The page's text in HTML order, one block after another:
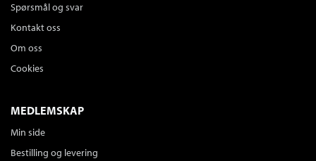
Spørsmål og svar
Kontakt oss
Om oss
Cookies
MEDLEMSKAP
Min side
Bestilling og levering